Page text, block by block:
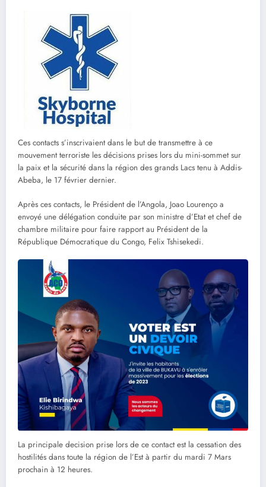
Ces contacts s’inscrivaient dans le but de transmettre à ce
mouvement terroriste les décisions prises lors du mini-sommet sur
la paix et la sécurité dans la région des grands Lacs tenu à Addis-
Abeba, le 17 février dernier.
Après ces contacts, le Président de l’Angola, Joao Lourenço a
envoyé une délégation conduite par son ministre d’Etat et chef de
chambre militaire pour faire rapport au Président de la
République Démocratique du Congo, Felix Tshisekedi.
La principale decision prise lors de ce contact est la cessation des
hostilités dans toute la région de l’Est à partir du mardi 7 Mars
prochain à 12 heures.